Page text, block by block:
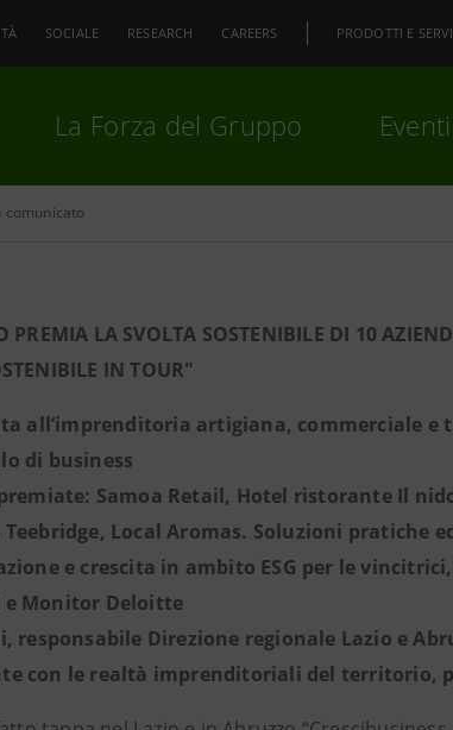
SOCIALE RESEARCH CAREERS PRODOTTI E
La Forza del Gruppo
comunicato
PREMIA LA SVOLTA SOSTENIBILE DI 10
IN TOUR"
all’imprenditoria artigiana, commerciale e
di business
Samoa Retail, Hotel ristorante Il
Teebridge, Local Aromas. Soluzioni pratiche
e crescita in ambito ESG per le
Monitor Deloitte
responsabile Direzione regionale Lazio e
con le realtà imprenditoriali del territorio,